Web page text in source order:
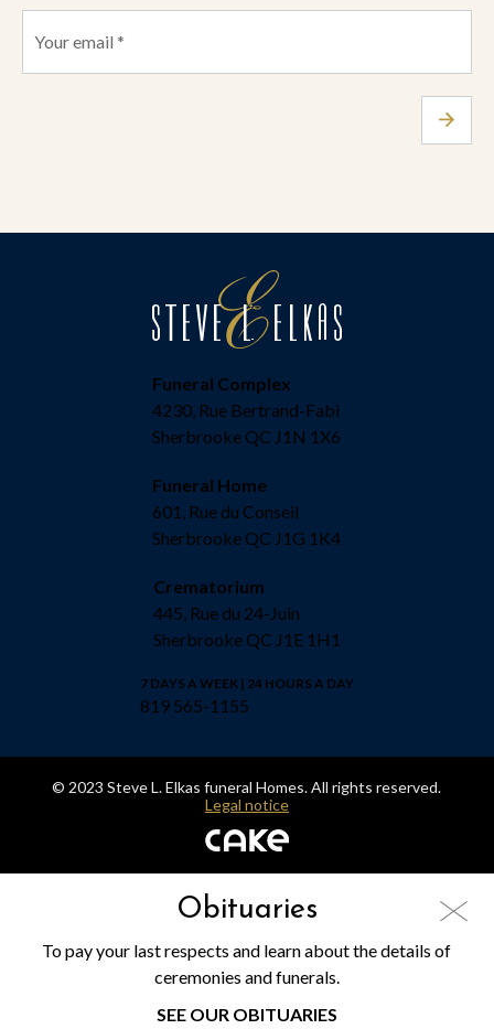
Funeral Complex
4230, Rue Bertrand-Fabi
Sherbrooke QC J1N 1X6
Funeral Home
601, Rue du Conseil
Sherbrooke QC J1G 1K4
Crematorium
445, Rue du 24-Juin
Sherbrooke QC J1E 1H1
7 DAYS A WEEK | 24 HOURS A DAY
819 565-1155
© 2023 Steve L. Elkas funeral Homes. All rights reserved.
Legal notice
Obituaries
To pay your last respects and learn about the details of
ceremonies and funerals.
SEE OUR OBITUARIES